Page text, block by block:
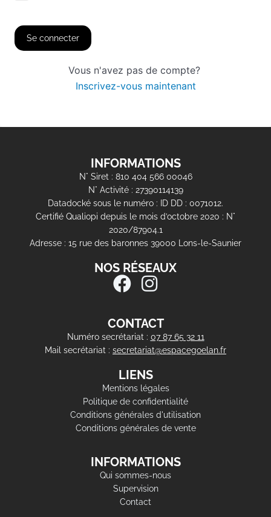
Se connecter
Vous n'avez pas de compte?
Inscrivez-vous maintenant
INFORMATIONS
N° Siret : 810 404 566 00046
N° Activité : 27390114139
Datadocké sous le numéro : ID DD : 0071012.
Certifié Qualiopi depuis le mois d’octobre 2020 : N°
2020/87904.1
Adresse : 15 rue des baronnes 39000 Lons-le-Saunier
NOS RÉSEAUX
CONTACT
Numéro secrétariat : 07 87 65 32 11
Mail secrétariat : secretariat@espacegoelan.fr
LIENS
Mentions légales
Politique de confidentialité
Conditions générales d'utilisation
Conditions générales de vente
INFORMATIONS
Qui sommes-nous
Supervision
Contact